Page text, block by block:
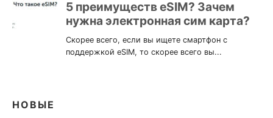
НОВЫЕ